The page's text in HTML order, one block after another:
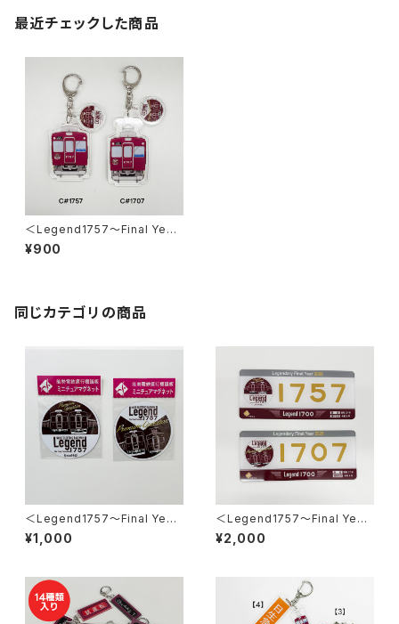
最近チェックした商品
＜Legend1757～Final Year
2026～＞2連アクリルキーホル
ダー
¥900
同じカテゴリの商品
＜Legend1757～Final Year
2026～＞ミニチュアマグネット
2枚セット
¥1,000
＜Legend1757～Final Year
2026～＞車内掲出プレート2枚
セット
¥2,000